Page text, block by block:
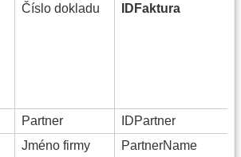
Číslo dokladu IDFaktura
Partner
IDPartner
Jméno firmy PartnerName